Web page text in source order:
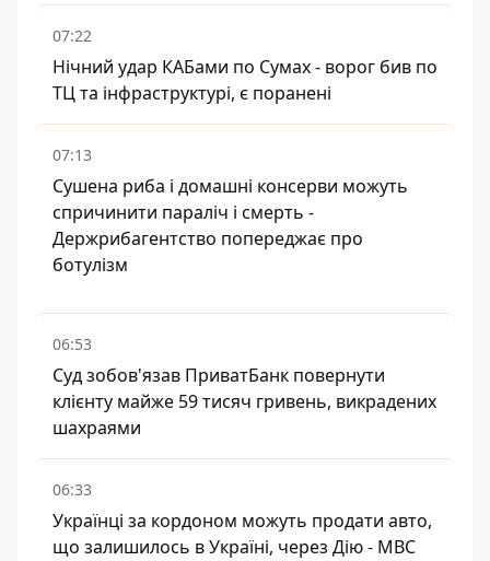
07:22
Нічний удар КАБами по Сумах - ворог бив по
ТЦ та інфраструктурі, є поранені
07:13
Сушена риба і домашні консерви можуть
спричинити параліч і смерть -
Держрибагентство попереджає про
ботулізм
06:53
Суд зобов'язав ПриватБанк повернути
клієнту майже 59 тисяч гривень, викрадених
шахраями
06:33
Українці за кордоном можуть продати авто,
що залишилось в Україні, через Дію - МВС